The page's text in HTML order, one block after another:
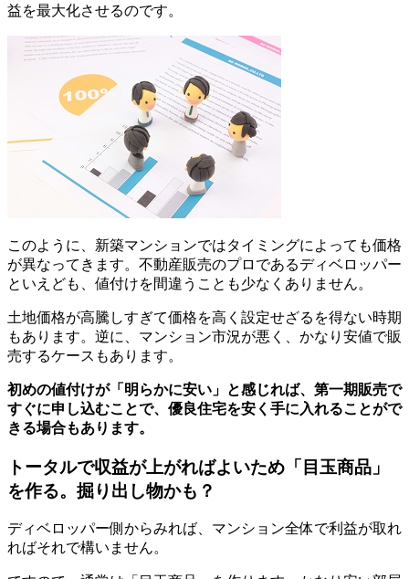
益を最大化させるのです。
このように、新築マンションではタイミングによっても価格
が異なってきます。不動産販売のプロであるディベロッパー
といえども、値付けを間違うことも少なくありません。
土地価格が高騰しすぎて価格を高く設定せざるを得ない時期
もあります。逆に、マンション市況が悪く、かなり安値で販
売するケースもあります。
初めの値付けが「明らかに安い」と感じれば、第一期販売で
すぐに申し込むことで、優良住宅を安く手に入れることがで
きる場合もあります。
トータルで収益が上がればよいため「目玉商品」
を作る。掘り出し物かも？
ディベロッパー側からみれば、マンション全体で利益が取れ
ればそれで構いません。